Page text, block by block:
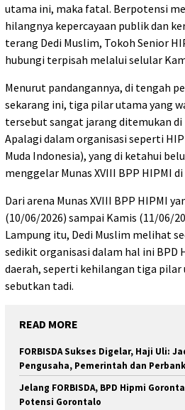
utama ini, maka fatal. Berpotensi
hilangnya kepercayaan publik dan
terang Dedi Muslim, Tokoh Senior
hubungi terpisah melalui selular
Menurut pandangannya, di tengah
sekarang ini, tiga pilar utama yang
tersebut sangat jarang ditemukan di
Apalagi dalam organisasi seperti
Muda Indonesia), yang di ketahui
menggelar Munas XVIII BPP HIPMI
Dari arena Munas XVIII BPP HIPMI
(10/06/2026) sampai Kamis (11/06/
Lampung itu, Dedi Muslim melihat
sedikit organisasi dalam hal ini BPD
daerah, seperti kehilangan tiga pilar
sebutkan tadi.
READ MORE
FORBISDA Sukses Digelar, Haji Uli:
Pengusaha, Pemerintah dan
Jelang FORBISDA, BPD Hipmi
Potensi Gorontalo